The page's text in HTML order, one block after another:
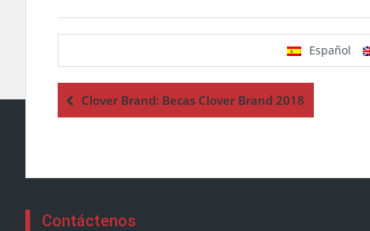
Español
Clover Brand: Becas Clover Brand 2018
Contáctenos